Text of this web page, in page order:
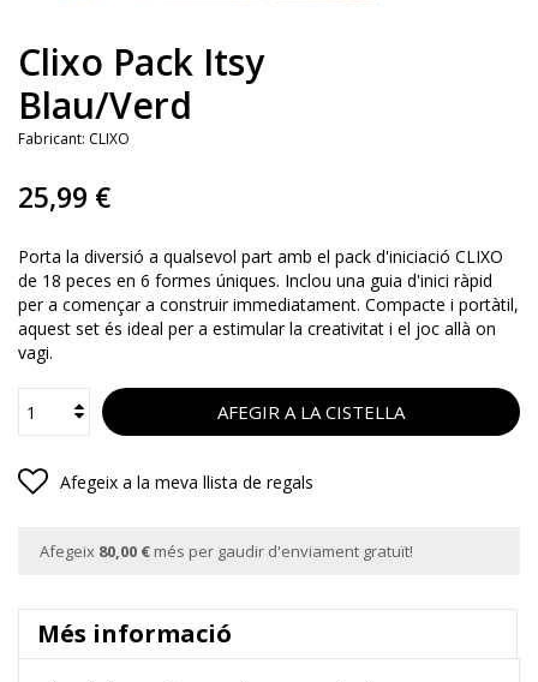
Clixo Pack Itsy
Blau/Verd
Fabricant: CLIXO
25,99 €
Porta la diversió a qualsevol part amb el pack d'iniciació CLIXO
de 18 peces en 6 formes úniques. Inclou una guia d'inici ràpid
per a començar a construir immediatament. Compacte i portàtil,
aquest set és ideal per a estimular la creativitat i el joc allà on
vagi.
AFEGIR A LA CISTELLA
Afegeix a la meva llista de regals
Afegeix 80,00 € més per gaudir d'enviament gratuït!
Més informació